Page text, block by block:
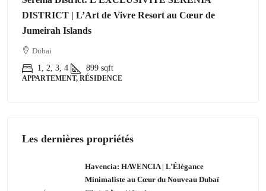
DISTRICT | L’Art de Vivre Resort au Cœur de
Jumeirah Islands
Dubai
1, 2, 3, 4
899 sqft
APPARTEMENT, RÉSIDENCE
Les dernières propriétés
Havencia: HAVENCIA | L’Élégance
Minimaliste au Cœur du Nouveau Dubaï